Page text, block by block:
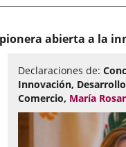
abierta a la
Declaraciones de:
Innovación,
Comercio, María